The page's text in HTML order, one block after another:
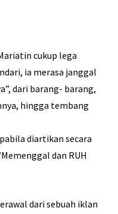
cukup lega
ia merasa janggal
dari barang- barang,
hingga tembang
diartikan secara
dan RUH
dari sebuah iklan